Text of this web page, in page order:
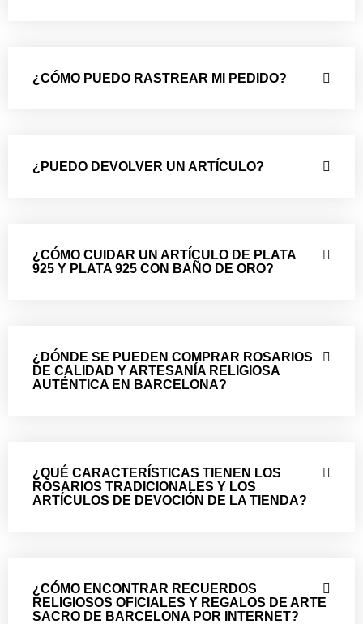
¿CÓMO PUEDO RASTREAR MI PEDIDO?
¿PUEDO DEVOLVER UN ARTÍCULO?
¿CÓMO CUIDAR UN ARTÍCULO DE PLATA
925 Y PLATA 925 CON BAÑO DE ORO?
¿DÓNDE SE PUEDEN COMPRAR ROSARIOS
DE CALIDAD Y ARTESANÍA RELIGIOSA
AUTÉNTICA EN BARCELONA?
¿QUÉ CARACTERÍSTICAS TIENEN LOS
ROSARIOS TRADICIONALES Y LOS
ARTÍCULOS DE DEVOCIÓN DE LA TIENDA?
¿CÓMO ENCONTRAR RECUERDOS
RELIGIOSOS OFICIALES Y REGALOS DE ARTE
SACRO DE BARCELONA POR INTERNET?